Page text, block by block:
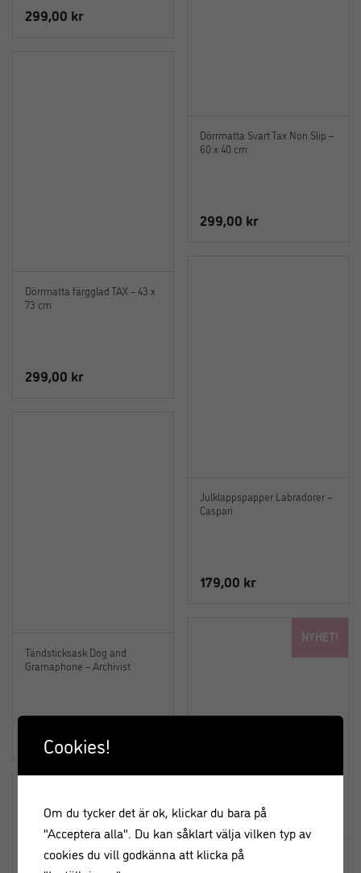
299,00 kr
Dörrmatta Svart Tax Non Slip –
60 x 40 cm
299,00 kr
Dörrmatta färgglad TAX – 43 x
73 cm
299,00 kr
Julklappspapper Labradorer –
Caspari
179,00 kr
Tändsticksask Dog and
Gramaphone – Archivist
129,00 kr
NYHET!
KAFFEMUGG 350 ml – Hundar
Cookies!
Om du tycker det är ok, klickar du bara på
"Acceptera alla". Du kan såklart välja vilken typ av
cookies du vill godkänna att klicka på